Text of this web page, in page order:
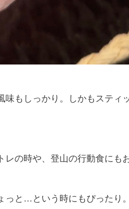
もしっかり。しかもスティ
の時や、登山の行動食にも
っと…という時にもぴったり。